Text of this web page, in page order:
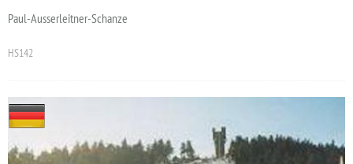
Paul-Ausserleitner-Schanze
HS142